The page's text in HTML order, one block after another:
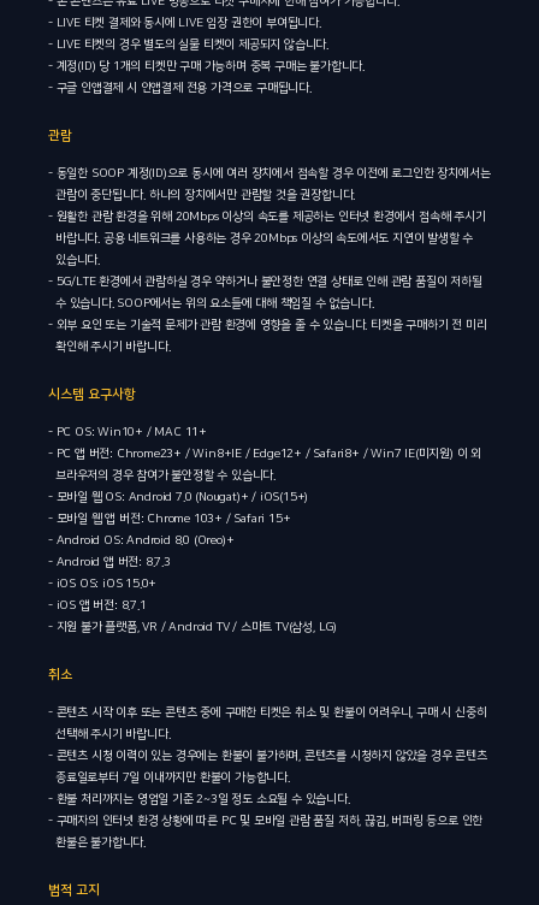
- LIVE 티켓 결제와 동시에 LIVE 입장 권한이 부여됩니다.
- LIVE 티켓의 경우 별도의 실물 티켓이 제공되지 않습니다.
- 계정(ID) 당 1개의 티켓만 구매 가능하며 중복 구매는 불가합니다.
- 구글 인앱결제 시 인앱결제 전용 가격으로 구매됩니다.
관람
- 동일한 SOOP 계정(ID)으로 동시에 여러 장치에서 접속할 경우 이전에 로그인한 장치에서는
관람이 중단됩니다. 하나의 장치에서만 관람할 것을 권장합니다.
- 원활한 관람 환경을 위해 20Mbps 이상의 속도를 제공하는 인터넷 환경에서 접속해 주시기
바랍니다. 공용 네트워크를 사용하는 경우 20Mbps 이상의 속도에서도 지연이 발생할 수
있습니다.
- 5G/LTE 환경에서 관람하실 경우 약하거나 불안정한 연결 상태로 인해 관람 품질이 저하될
수 있습니다. SOOP에서는 위의 요소들에 대해 책임질 수 없습니다.
- 외부 요인 또는 기술적 문제가 관람 환경에 영향을 줄 수 있습니다. 티켓을 구매하기 전 미리
확인해 주시기 바랍니다.
시스템 요구사항
- PC OS: Win10+ / MAC 11+
- PC 앱 버전: Chrome23+ / Win8+IE / Edge12+ / Safari8+ / Win7 IE(미지원) 이 외
브라우저의 경우 참여가 불안정할 수 있습니다.
- 모바일 웹 OS: Android 7.0 (Nougat)+ / iOS(15+)
- 모바일 웹 앱 버전: Chrome 103+ / Safari 15+
- Android OS: Android 8.0 (Oreo)+
- Android 앱 버전: 8.7.3
- iOS OS: iOS 15.0+
- iOS 앱 버전: 8.7.1
- 지원 불가 플랫폼, VR / Android TV / 스마트 TV(삼성, LG)
취소
- 콘텐츠 시작 이후 또는 콘텐츠 중에 구매한 티켓은 취소 및 환불이 어려우니, 구매 시 신중히
선택해 주시기 바랍니다.
- 콘텐츠 시청 이력이 있는 경우에는 환불이 불가하며, 콘텐츠를 시청하지 않았을 경우 콘텐츠
종료일로부터 7일 이내까지만 환불이 가능합니다.
- 환불 처리까지는 영업일 기준 2~3일 정도 소요될 수 있습니다.
- 구매자의 인터넷 환경 상황에 따른 PC 및 모바일 관람 품질 저하, 끊김, 버퍼링 등으로 인한
환불은 불가합니다.
법적 고지